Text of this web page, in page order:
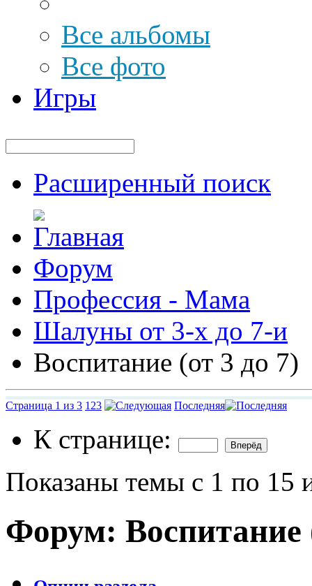
Все альбомы
Все фото
Игры
Расширенный поиск
Форум
Профессия - Мама
Шалуны от 3-х до 7-и
Воспитание (от 3 до 7)
Страница 1 из 3 1 23 Последняя
К странице:
Показаны темы с 1 по 15
Форум: Воспитание